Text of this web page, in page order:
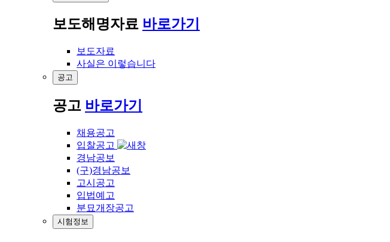
보도해명자료 바로가기
보도자료
사실은 이렇습니다
공고
공고 바로가기
채용공고
입찰공고
경남공보
(구)경남공보
고시공고
입법예고
분묘개장공고
시험정보